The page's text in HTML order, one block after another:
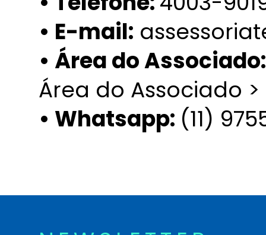
• E-mail:
• Área do Associado:
Área do Associado
• Whatsapp: (11)